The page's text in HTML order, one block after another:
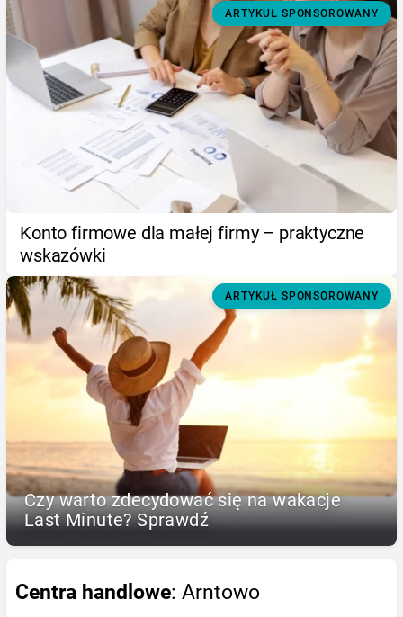
ARTYKUŁ SPONSOROWANY
Konto firmowe dla małej firmy – praktyczne
wskazówki
ARTYKUŁ SPONSOROWANY
Czy warto zdecydować się na wakacje
Last Minute? Sprawdź
Centra handlowe: Arntowo